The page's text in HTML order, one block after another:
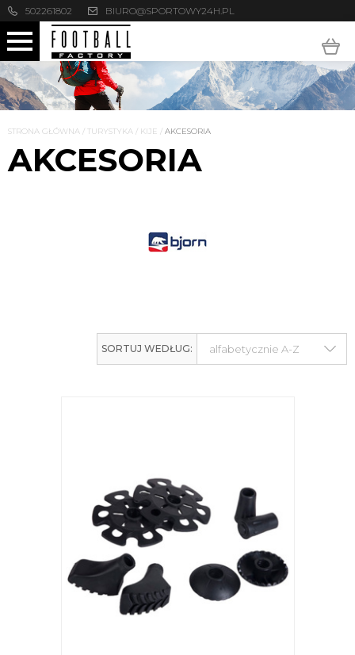
502261802 BIURO@SPORTOWY24H.PL
STRONA GŁÓWNA / TURYSTYKA / KIJE / AKCESORIA
AKCESORIA
SORTUJ WEDŁUG: